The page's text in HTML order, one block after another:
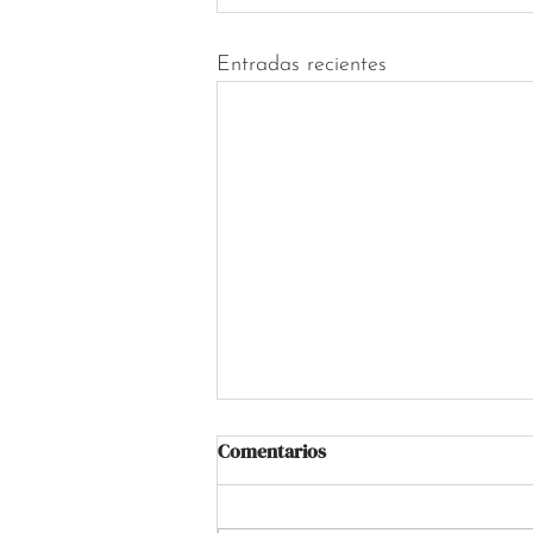
Entradas recientes
Comentarios